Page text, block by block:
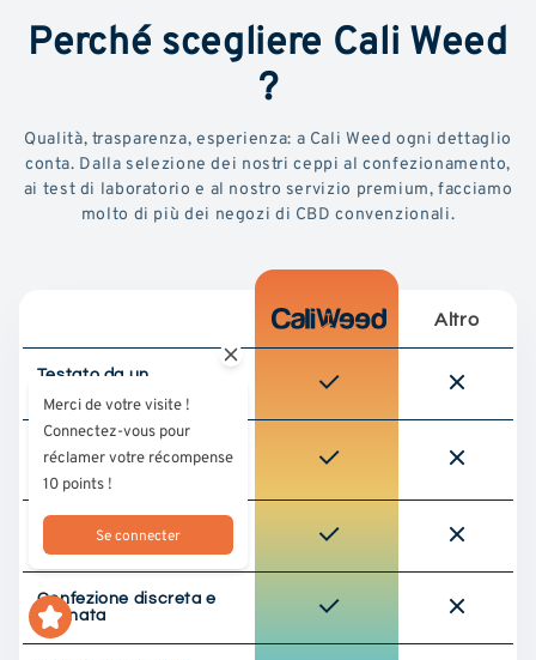
Perché scegliere Cali Weed
?
Qualità, trasparenza, esperienza: a Cali Weed ogni dettaglio
conta. Dalla selezione dei nostri ceppi al confezionamento,
ai test di laboratorio e al nostro servizio premium, facciamo
molto di più dei negozi di CBD convenzionali.
Altro
Testato da un
Approvvigionamento
responsabile (cultura
UE)
Qualità premium
selezionata
Confezione discreta e
ordinata
Merci de votre visite !
Connectez-vous pour
réclamer votre récompense
10 points !
Se connecter